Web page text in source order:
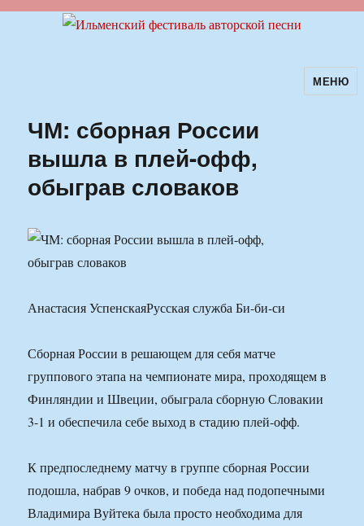
Ильменский фестиваль авторскойМЕНЮ
ЧМ: сборная России
вышла в плей-офф,
обыграв словаков
Анастасия УспенскаяРусская служба Би-би-си
Сборная России в решающем для себя матче
группового этапа на чемпионате мира, проходящем в
Финляндии и Швеции, обыграла сборную Словакии
3-1 и обеспечила себе выход в стадию плей-офф.
К предпоследнему матчу в группе сборная России
подошла, набрав 9 очков, и победа над подопечными
Владимира Вуйтека была просто необходима для